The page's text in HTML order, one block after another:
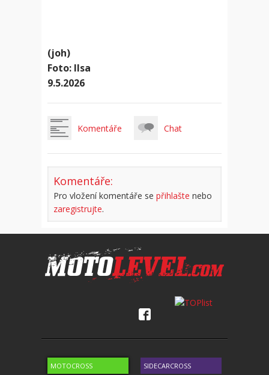
(joh)
Foto: Ilsa
9.5.2026
Komentáře Chat
Komentáře:
Pro vložení komentáře se přihlašte nebo
zaregistrujte.
MOTOCROSS
SIDECARCROSS